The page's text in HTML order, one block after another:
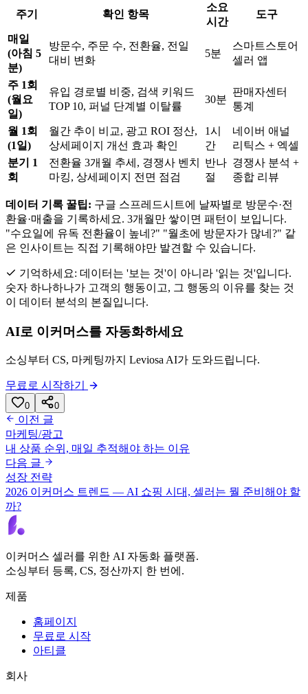
주기 확인 항목
소요
시간
도구
매일
(아침 5
분)
방문수, 주문 수, 전환율, 전일
대비 변화
5분
스마트스토어
셀러 앱
주 1회
(월요
일)
유입 경로별 비중, 검색 키워드
TOP 10, 퍼널 단계별 이탈률
30분
판매자센터
통계
월 1회
(1일)
월간 추이 비교, 광고 ROI 정산,
상세페이지 개선 효과 확인
1시
간
네이버 애널
리틱스 + 엑셀
분기 1
회
전환율 3개월 추세, 경쟁사 벤치
마킹, 상세페이지 전면 점검
반나
절
경쟁사 분석 +
종합 리뷰
데이터 기록 꿀팁: 구글 스프레드시트에 날짜별로 방문수·전
환율·매출을 기록하세요. 3개월만 쌓이면 패턴이 보입니다.
"수요일에 유독 전환율이 높네?" "월초에 방문자가 많네?" 같
은 인사이트는 직접 기록해야만 발견할 수 있습니다.
기억하세요: 데이터는 '보는 것'이 아니라 '읽는 것'입니다.
숫자 하나하나가 고객의 행동이고, 그 행동의 이유를 찾는 것
이 데이터 분석의 본질입니다.
AI로 이커머스를 자동화하세요
소싱부터 CS, 마케팅까지 Leviosa AI가 도와드립니다.
무료로 시작하기
0 0
이전 글
마케팅/광고
내 상품 순위, 매일 추적해야 하는 이유
다음 글
성장 전략
2026 이커머스 트렌드 — AI 쇼핑 시대, 셀러는 뭘 준비해야 할
까?
이커머스 셀러를 위한 AI 자동화 플랫폼.
소싱부터 등록, CS, 정산까지 한 번에.
제품
홈페이지
무료로 시작
아티클
회사